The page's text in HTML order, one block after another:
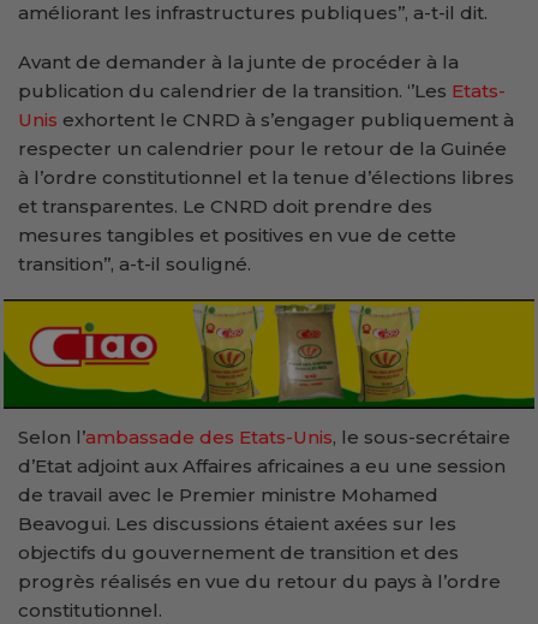
améliorant les infrastructures publiques’’, a-t-il dit.
Avant de demander à la junte de procéder à la
publication du calendrier de la transition. ‘’Les Etats-
Unis exhortent le CNRD à s’engager publiquement à
respecter un calendrier pour le retour de la Guinée
à l’ordre constitutionnel et la tenue d’élections libres
et transparentes. Le CNRD doit prendre des
mesures tangibles et positives en vue de cette
transition’’, a-t-il souligné.
Selon l’ambassade des Etats-Unis, le sous-secrétaire
d’Etat adjoint aux Affaires africaines a eu une session
de travail avec le Premier ministre Mohamed
Beavogui. Les discussions étaient axées sur les
objectifs du gouvernement de transition et des
progrès réalisés en vue du retour du pays à l’ordre
constitutionnel.